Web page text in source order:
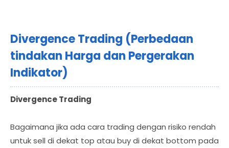
Divergence Trading (Perbedaan
tindakan Harga dan Pergerakan
Indikator)
Divergence Trading
Bagaimana jika ada cara trading dengan risiko rendah
untuk sell di dekat top atau buy di dekat bottom pada